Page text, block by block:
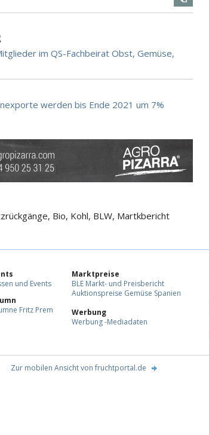
im QS-Fachbeirat Obst, Gemüse,
werden bis Ende 2021 um 7%
Bio, Kohl, BLW, Martkbericht
und Events
Fritz Prem
Marktpreise
BLE Markt- und Preisbericht
Auktionspreise Gemüse Spanien
Werbung
Werbung -Mediadaten
Zur mobilen Ansicht von fruchtportal.de